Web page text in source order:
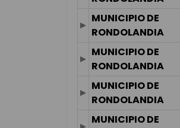
MUNICIPIO DE
RONDOLANDIA
MUNICIPIO DE
RONDOLANDIA
MUNICIPIO DE
RONDOLANDIA
MUNICIPIO DE